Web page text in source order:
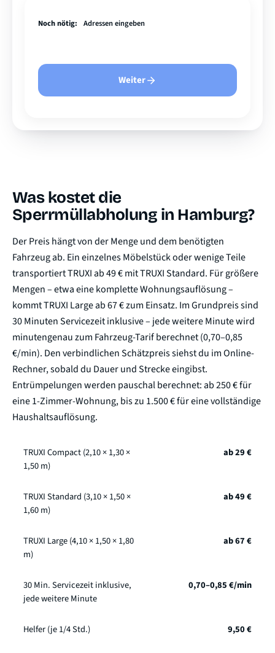
Noch nötig: Adressen eingeben
Weiter
Was kostet die
Sperrmüllabholung in Hamburg?
Der Preis hängt von der Menge und dem benötigten
Fahrzeug ab. Ein einzelnes Möbelstück oder wenige Teile
transportiert TRUXI ab 49 € mit TRUXI Standard. Für größere
Mengen – etwa eine komplette Wohnungsauflösung –
kommt TRUXI Large ab 67 € zum Einsatz. Im Grundpreis sind
30 Minuten Servicezeit inklusive – jede weitere Minute wird
minutengenau zum Fahrzeug-Tarif berechnet (0,70–0,85
€/min). Den verbindlichen Schätzpreis siehst du im Online-
Rechner, sobald du Dauer und Strecke eingibst.
Entrümpelungen werden pauschal berechnet: ab 250 € für
eine 1-Zimmer-Wohnung, bis zu 1.500 € für eine vollständige
Haushaltsauflösung.
TRUXI Compact (2,10 × 1,30 ×
1,50 m)
ab 29 €
TRUXI Standard (3,10 × 1,50 ×
1,60 m)
ab 49 €
TRUXI Large (4,10 × 1,50 × 1,80
m)
ab 67 €
30 Min. Servicezeit inklusive,
jede weitere Minute
0,70–0,85 €/min
Helfer (je 1/4 Std.) 9,50 €